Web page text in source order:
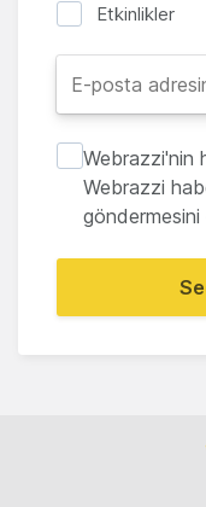
Etkinlikler
Webrazzi'nin
Webrazzi
göndermesini